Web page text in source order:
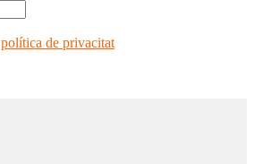
política de privacitat